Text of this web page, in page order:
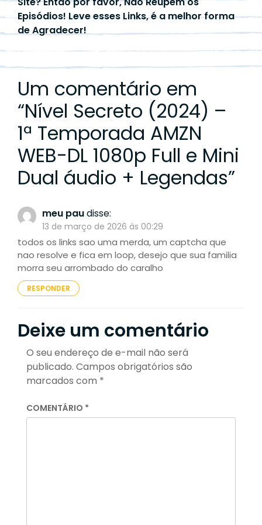
Episódios! Leve esses Links, é a melhor forma
de Agradecer!
Um comentário em
“Nível Secreto (2024) –
1ª Temporada AMZN
WEB-DL 1080p Full e Mini
Dual áudio + Legendas”
meu paudisse:
13 de março de 2026 às 00:29
todos os links sao uma merda, um captcha que
nao resolve e fica em loop, desejo que sua familia
morra seu arrombado do caralho
RESPONDER
Deixe um comentário
O seu endereço de e-mail não será
publicado. Campos obrigatórios são
marcados com *
COMENTÁRIO *